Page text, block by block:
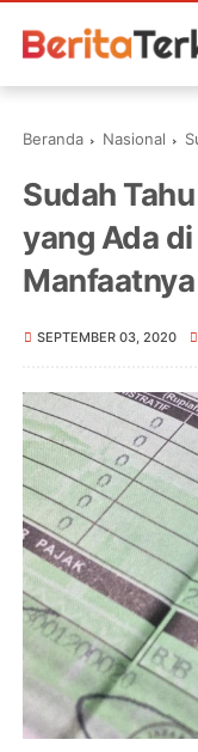
Beranda Nasional
Sudah
yang Ada
Manfaatnya
SEPTEMBER 03, 2020